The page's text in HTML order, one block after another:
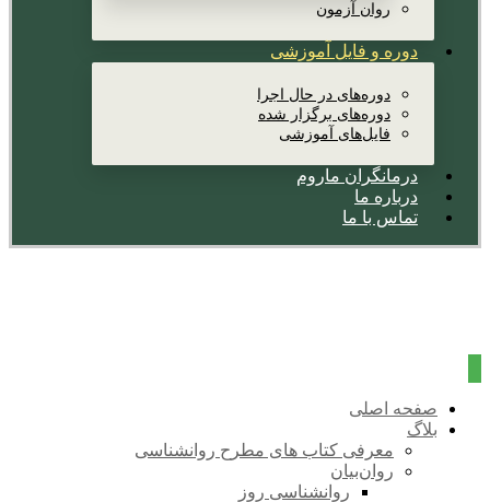
روان آزمون
دوره و فایل آموزشی
دوره‌های در حال اجرا
دوره‌های برگزار شده
فایل‌های آموزشی
درمانگران ماروم
درباره ما
تماس با ما
صفحه اصلی
بلاگ
معرفی کتاب های مطرح روانشناسی
روان‌بیان
روانشناسی روز